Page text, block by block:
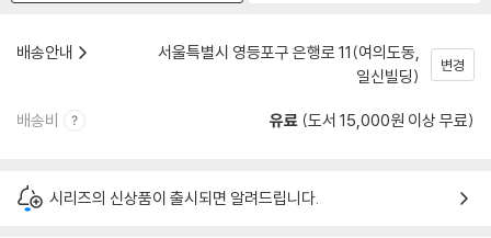
배송안내
서울특별시 영등포구 은행로 11(여의도동,
일신빌딩)
변경
배송비 유료 (도서 15,000원 이상 무료)
시리즈의 신상품이 출시되면 알려드립니다.